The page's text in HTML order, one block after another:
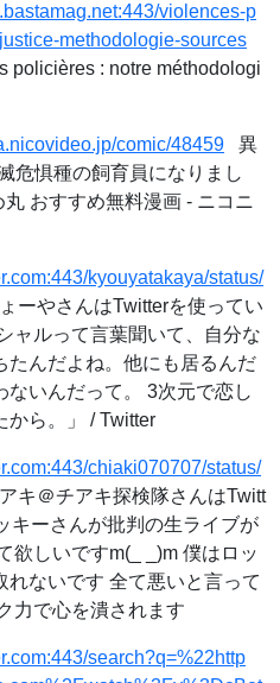
violences-p
methodologie-sources
policières : notre méthodologi
comic/48459 異
危惧種の飼育員になりまし
おすすめ無料漫画 - ニコニ
kyouyatakaya/status/
ーやさんはTwitterを使ってい
ャルって言葉聞いて、自分な
たんだよね。他にも居るんだ
ないんだって。 3次元で恋し
から。」 / Twitter
chiaki070707/status/
キ＠チアキ探検隊さんはTwitt
キーさんが批判の生ライブが
欲しいですm(_ _)m 僕はロッ
ないです 全て悪いと言って
力で心を潰されます
search?q=%22http